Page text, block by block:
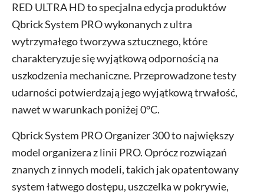
MFI
RED
quantity
RED ULTRA HD to specjalna edycja produktów
Qbrick System PRO wykonanych z ultra
wytrzymałego tworzywa sztucznego, które
charakteryzuje się wyjątkową odpornością na
uszkodzenia mechaniczne. Przeprowadzone testy
udarności potwierdzają jego wyjątkową trwałość,
nawet w warunkach poniżej 0°C.
Qbrick System PRO Organizer 300 to największy
model organizera z linii PRO. Oprócz rozwiązań
znanych z innych modeli, takich jak opatentowany
system łatwego dostępu, uszczelka w pokrywie,